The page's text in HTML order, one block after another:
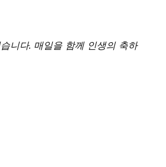
니다. 매일을 함께 인생의 축하